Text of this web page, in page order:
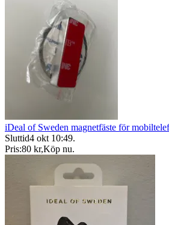
iDeal of Sweden magnetfäste för
Sluttid4 okt 10:49.
Pris:80 kr,Köp nu.